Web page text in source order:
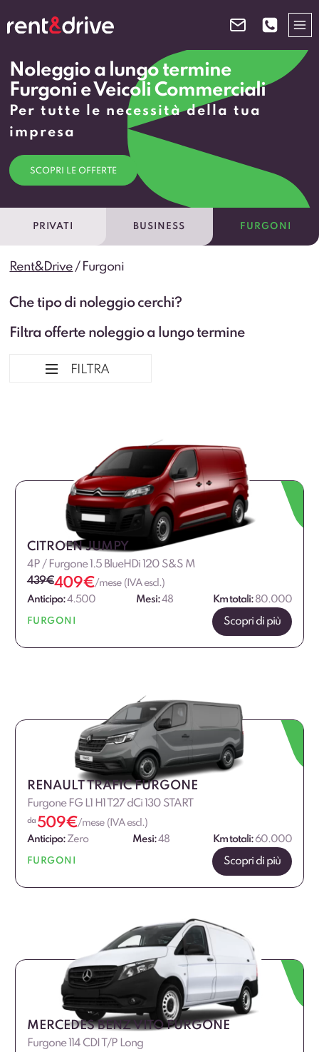
al
Noleggio a lungo termine
Furgoni e Veicoli Commerciali
Per tutte le necessità della tua
impresa
SCOPRI LE OFFERTE
PRIVATI BUSINESS FURGONI
Rent&Drive / Furgoni
Che tipo di noleggio cerchi?
Filtra offerte noleggio a lungo termine
FILTRA
Marca Professional
Alimentazione
Dimensione
Allestimento
CITROEN JUMPY
4P / Furgone 1.5 BlueHDi 120 S&S M
439€409€/mese (IVA escl.)
Anticipo:4.500 Mesi:48 Km totali: 80.000
FURGONI Scopri di più
RENAULT TRAFIC FURGONE
Furgone FG L1 H1 T27 dCi 130 START
da 509€/mese (IVA escl.)
Anticipo: Zero Mesi:48 Km totali: 60.000
FURGONI Scopri di più
MERCEDES BENZ VITO FURGONE
Furgone 114 CDI T/P Long